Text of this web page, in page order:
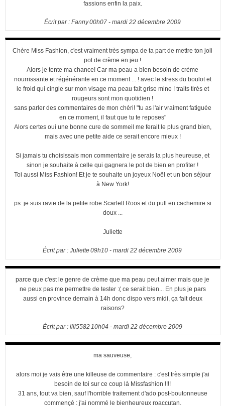
fassions enfin la paix.
Écrit par : Fanny00h07- mardi 22 décembre 2009
Chère Miss Fashion, c'est vraiment très sympa de ta part de mettre ton joli
pot de crème en jeu !
Alors je tente ma chance! Car ma peau a bien besoin de crème
nourrissante et régénérante en ce moment ... ! avec le stress du boulot et
le froid qui cingle sur mon visage ma peau fait grise mine ! traits tirés et
rougeurs sont mon quotidien !
sans parler des commentaires de mon chéri! "tu as l'air vraiment fatiguée
en ce moment, il faut que tu te reposes"
Alors certes oui une bonne cure de sommeil me ferait le plus grand bien,
mais avec une petite aide ce serait encore mieux !
Si jamais tu choisissais mon commentaire je serais la plus heureuse, et
sinon je souhaite à celle qui gagnera le pot de bien en profiter !
Toi aussi Miss Fashion! Et je te souhaite un joyeux Noël et un bon séjour
à New York!
ps: je suis ravie de la petite robe Scarlett Roos et du pull en cachemire si
doux ...
Juliette
Écrit par :Juliette09h10 -mardi 22 décembre 2009
parce que c'est le genre de crème que ma peau peut aimer mais que je
ne peux pas me permettre de tester :( ce serait bien... En plus je pars
aussi en province demain à 14h donc dispo vers midi, ça fait deux
raisons?
Écrit par : lili558210h04 - mardi 22 décembre 2009
ma sauveuse,
alors moi je vais être une killeuse de commentaire : c'est très simple j'ai
besoin de toi sur ce coup là Missfashion !!!!
31 ans, tout va bien, sauf l'horrible traitement d'ado post-boutonneuse
commençé : j'ai nommé le bienheureux roaccutan.